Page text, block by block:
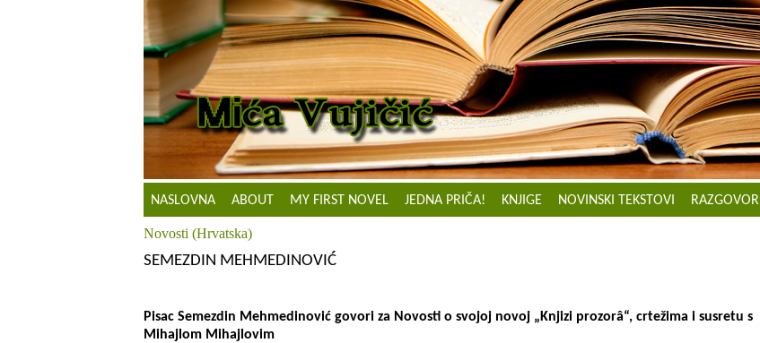
NASLOVNA ABOUT MY FIRST NOVEL JEDNA PRIČA! KNJIGE NOVINSKI TEKSTOVI RAZGOVORI
Novosti (Hrvatska)
SEMEZDIN MEHMEDINOVIĆ
Pisac Semezdin Mehmedinović govori za Novosti o svojoj novoj „Knjizi prozorâ“, crtežima i susretu s
Mihajlom Mihajlovim